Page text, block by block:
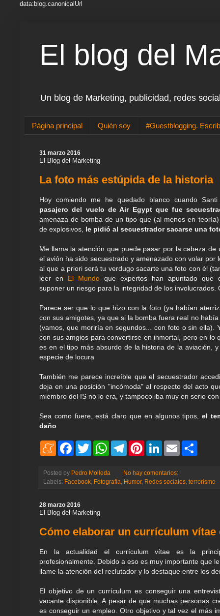
data:blog.canonicalUrl
El blog del
Un blog de Marketing, publicidad, redes
Página principal Quién soy #Guestblogging.
31 marzo 2016
El Blog del Marketing
La foto más estúpida de la historia
Hoy comiendo me he quedado blanco cuando
pasajero del vuelo de Air Egypt que fue
amenaza de bomba de un tipo que (al menos en
de explosivos, le pidió al secuestrador sacarse una
Me llama la atención que puede pasar por la cabeza de
el avión ha sido secuestrado y amenazado con volar por
al que a priori será tu verdugo sacarte una foto con él
leer en El Mundoque expertos han apuntado que
suponer un riesgo para la integridad de los involucrados.
Parece ser que lo que hizo con la foto (ya habían
con sus amigotes, ya que si la bomba fuera real no
(vamos, que moriría en segundos... con foto o sin ella).
con sus amgios para convertirse en inmortal, pero en lo
es en el tipo más absurdo de la historia de la aviación,
especie de locura
También me parece increíble que el secuestrador
deja en una posición "incómoda" al respecto del acto
miembro del IS no lo era, y tampoco iba muy en serio
Sea como fuere, está claro que en algunos tipos,el
daño
M
a
m
e
F
b
o
o
T
w
t
e
r
W
s
A
p
T
g
r
a
P
e
r
e
L
e
d
I
E
Posted by Pedro Molleda
No hay comentarios:
Labels: Facebook Fotografía Humor, Redes sociales terrorismo
28 marzo 2016
El Blog del Marketing
Cómo elaborar un currículum vítae
En la actualidad el currículum vítae es la
profesionalmente. Debido a eso es muy importante que
llame la atención del reclutador y lo destaque entre los
El objetivo de un currículum es conseguir una
vacante disponible. A pesar de que muchas personas
es conseguir un empleo. Otro objetivo y tal vez el más